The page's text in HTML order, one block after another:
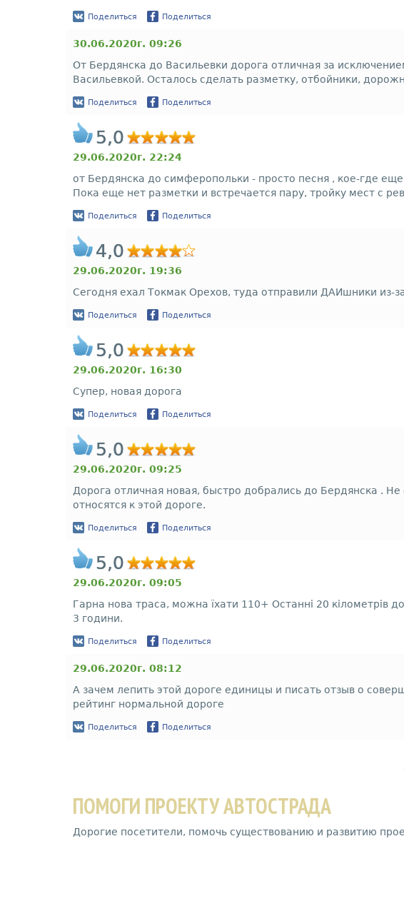
Поделиться Поделиться
30.06.2020г. 09:26
От Бердянска до Васильевки дорога отличная за
Васильевкой. Осталось сделать разметку, отбойники,
Поделиться Поделиться
5,0
29.06.2020г. 22:24
от Бердянска до симферопольки - просто песня , кое-где
Пока еще нет разметки и встречается пару, тройку мест с
Поделиться Поделиться
4,0
29.06.2020г. 19:36
Сегодня ехал Токмак Орехов, туда отправили ДАИшники из-
Поделиться Поделиться
5,0
29.06.2020г. 16:30
Супер, новая дорога
Поделиться Поделиться
5,0
29.06.2020г. 09:25
Дорога отличная новая, быстро добрались до Бердянска .
относятся к этой дороге.
Поделиться Поделиться
5,0
29.06.2020г. 09:05
Гарна нова траса, можна їхати 110+ Останні 20 кілометрів
3 години.
Поделиться Поделиться
29.06.2020г. 08:12
А зачем лепить этой дороге единицы и писать отзыв о
рейтинг нормальной дороге
Поделиться Поделиться
ПОМОГИ ПРОЕКТУ АВТОСТРАДА
Дорогие посетители, помочь существованию и развитию